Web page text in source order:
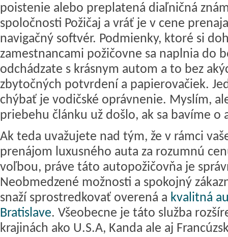
poistenie alebo preplatená diaľničná
spoločnosti Požičaj a vráť je v cene
navigačný softvér. Podmienky, ktoré si
zamestnancami požičovne sa naplnia do
odchádzate s krásnym autom a to bez
zbytočných potvrdení a papierovačiek.
chýbať je vodičské oprávnenie. Myslím,
priebehu článku už došlo, ak sa bavíme o
Ak teda uvažujete nad tým, že v rámci
prenájom luxusného auta za rozumnú
voľbou, práve táto autopožičovňa je
Neobmedzené možnosti a spokojný
snaží sprostredkovať overená a kvalitná
Bratislave. Všeobecne je táto služba
krajinách ako U.S.A, Kanda ale aj